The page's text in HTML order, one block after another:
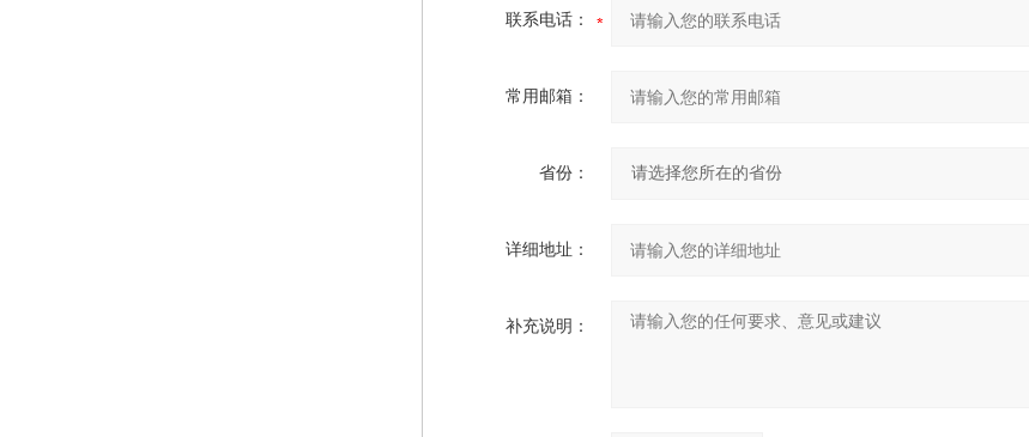
联系电话：
常用邮箱：
省份：
详细地址：
补充说明：